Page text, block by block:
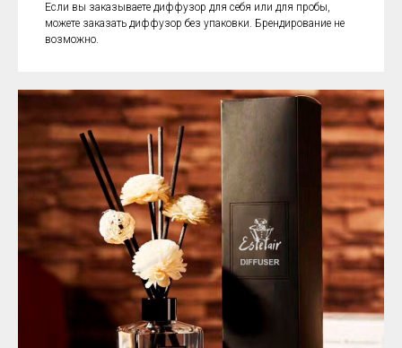
Если вы заказываете диффузор для себя или для пробы,
можете заказать диффузор без упаковки. Брендирование не
возможно.